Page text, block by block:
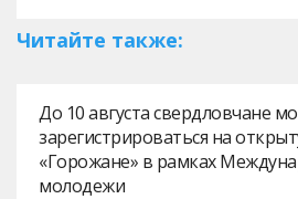
Читайте также:
До 10 августа свердловчане
зарегистрироваться на
«Горожане» в рамках
молодежи